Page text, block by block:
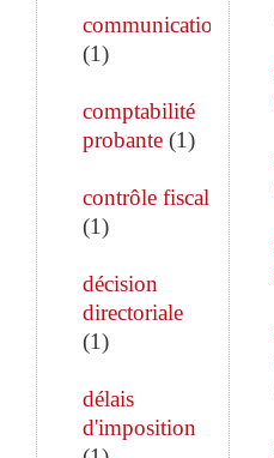
communication
(1)
comptabilité
probante (1)
contrôle fiscal
(1)
décision
directoriale
(1)
délais
d'imposition